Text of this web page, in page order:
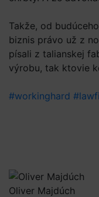
Takže, od
biznis právo už z
písali z talianskej
výrobu, tak ktovie
#workinghard
Oliver Majdúch